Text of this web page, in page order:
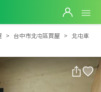
北屯車庫美屋
台中市北屯區買屋
北屯車